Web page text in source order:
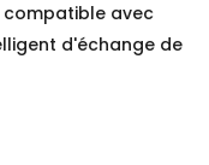
compatible avec
d'échange de